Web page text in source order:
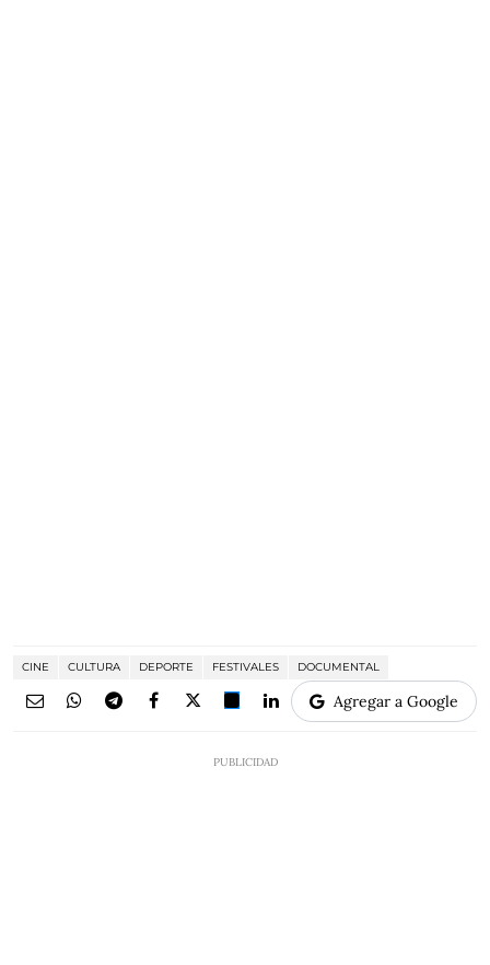
CINE CULTURA DEPORTE FESTIVALES DOCUMENTAL
Agregar a Google